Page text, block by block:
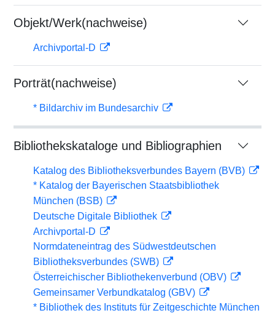
Objekt/Werk(nachweise)
Archivportal-D
Porträt(nachweise)
* Bildarchiv im Bundesarchiv
Bibliothekskataloge und Bibliographien
Katalog des Bibliotheksverbundes Bayern (BVB)
* Katalog der Bayerischen Staatsbibliothek
München (BSB)
Deutsche Digitale Bibliothek
Archivportal-D
Normdateneintrag des Südwestdeutschen
Bibliotheksverbundes (SWB)
Österreichischer Bibliothekenverbund (OBV)
Gemeinsamer Verbundkatalog (GBV)
* Bibliothek des Instituts für Zeitgeschichte München